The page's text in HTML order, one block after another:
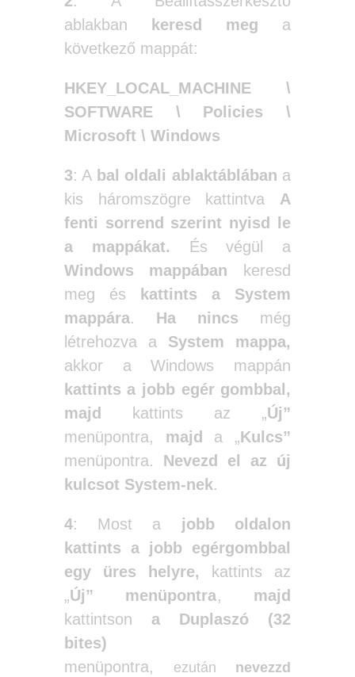
ablakban
keresd meg a
következő mappát:
HKEY_LOCAL_MACHINE \
SOFTWARE \ Policies \
Microsoft \ Windows
3: A bal oldali ablaktáblában a
kis háromszögre kattintva A
fenti sorrend szerint nyisd le
a mappákat. És végül a
Windows mappában keresd
meg és
kattints a System
mappára. Ha nincs még
létrehozva a System mappa,
akkor a Windows mappán
kattints a jobb egér gombbal,
majd
kattints az „Új”
menüpontra, majd a „Kulcs”
menüpontra. Nevezd el az új
kulcsot System-nek.
4: Most a jobb oldalon
kattints a jobb egérgombbal
egy üres helyre, kattints az
„Új” menüpontra, majd
kattintson a Duplaszó (32
bites)
menüpontra, ezután nevezzd